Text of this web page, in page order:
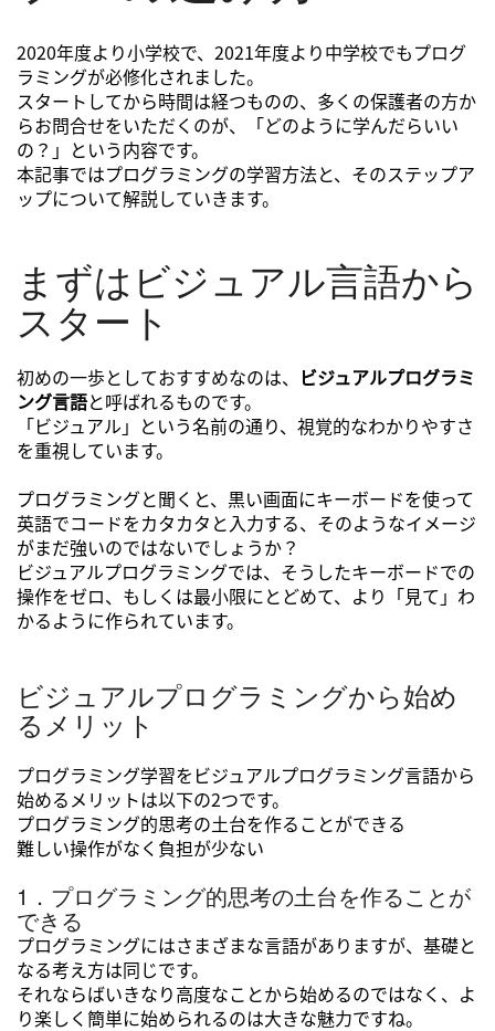
2020年度より小学校で、2021年度より中学校でもプログ
ラミングが必修化されました。
スタートしてから時間は経つものの、多くの保護者の方か
らお問合せをいただくのが、「どのように学んだらいい
の？」という内容です。
本記事ではプログラミングの学習方法と、そのステップア
ップについて解説していきます。
まずはビジュアル言語から
スタート
初めの一歩としておすすめなのは、 ビジュアルプログラミ
ング言語と呼ばれるものです。
「ビジュアル」という名前の通り、視覚的なわかりやすさ
を重視しています。
プログラミングと聞くと、黒い画面にキーボードを使って
英語でコードをカタカタと入力する、そのようなイメージ
がまだ強いのではないでしょうか？
ビジュアルプログラミングでは、そうしたキーボードでの
操作をゼロ、もしくは最小限にとどめて、より「見て」わ
かるように作られています。
ビジュアルプログラミングから始め
るメリット
プログラミング学習をビジュアルプログラミング言語から
始めるメリットは以下の2つです。
プログラミング的思考の土台を作ることができる
難しい操作がなく負担が少ない
1．プログラミング的思考の土台を作ることが
できる
プログラミングにはさまざまな言語がありますが、基礎と
なる考え方は同じです。
それならばいきなり高度なことから始めるのではなく、よ
り楽しく簡単に始められるのは大きな魅力ですね。